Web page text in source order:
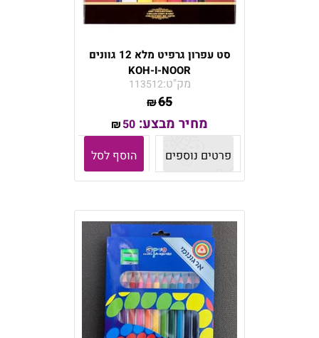
סט עפרון גרפיט מלא 12 גוונים
KOH-I-NOOR
מק"ט:113512
₪65
מחיר מבצע: ₪50
פרטים נוספים
הוסף לסל